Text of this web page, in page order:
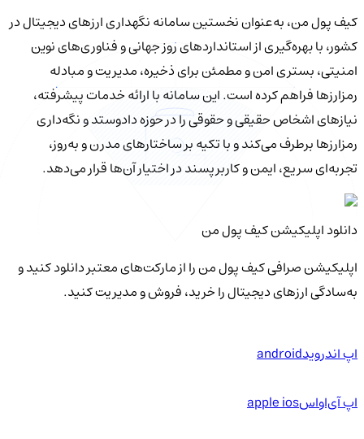
کیف‌ پول من، به‌عنوان نخستین سامانه نگهداری ارزهای دیجیتال در
کشور، با بهره‌گیری از استانداردهای روز جهانی و فناوری‌های نوین
امنیتی، بستری امن و مطمئن برای ذخیره، مدیریت و مبادله
رمزارزها فراهم کرده است. این سامانه با ارائه خدمات پیشرفته،
نیازهای اشخاص حقیقی و حقوقی را در حوزه دادوستد و نگه‌داری
رمزارزها برطرف می‌کند و با تکیه بر ساختارهای مدرن و به‌روز،
تجربه‌ای سریع، ایمن و کاربرپسند در اختیار آن‌ها قرار می‌دهد.
دانلود اپلیکیشن کیف‌ پول من
اپلیکیشن صرافی کیف پول من را از مارکت‌های معتبر دانلود کنید و
به‌سادگی ارزهای دیجیتال را خرید، فروش و مدیریت کنید.
اپ اندرویدandroid
اپ آی‌او‌اسapple ios